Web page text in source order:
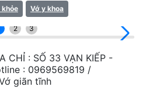
Vớ y khoa
2 3
CHỈ : SỐ 33 VẠN KIẾP -
: 0969569819 /
giãn tĩnh